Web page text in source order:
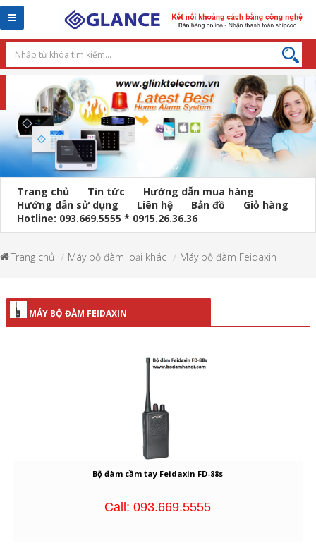
Toggle
navigation
Trang chủ Tin tức
Hướng dẫn mua hàng
Hướng dẫn sử dụng
Liên hệ Bản đồ
Giỏ hàng
Hotline: 093.669.5555 * 0915.26.36.36
Trang chủ Máy bộ đàm loại khác Máy bộ đàm Feidaxin
MÁY BỘ ĐÀM FEIDAXIN
Bộ đàm cầm tay Feidaxin FD-88s
Call: 093.669.5555